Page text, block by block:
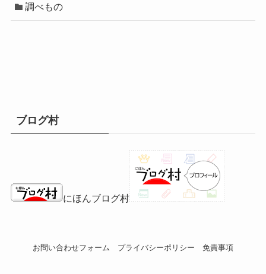
調べもの
ブログ村
にほんブログ村
お問い合わせフォーム プライバシーポリシー 免責事項